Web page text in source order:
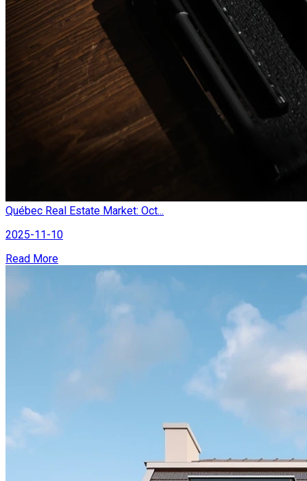
Québec Real Estate Market: Oct...
2025-11-10
Read More